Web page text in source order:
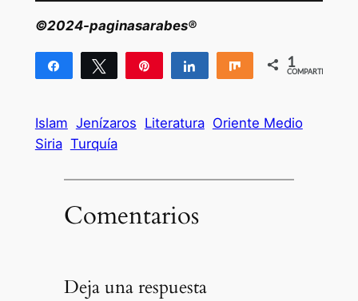
©2024-paginasarabes®
Compartir Twittear Compartir Compartir
1
COMPARTIR
Islam Jenízaros Literatura Oriente Medio
Siria Turquía
Comentarios
Deja una respuesta